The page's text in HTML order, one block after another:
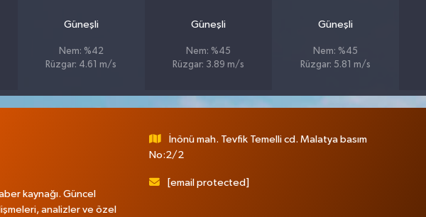
Güneşli
Nem: %42
Rüzgar: 4.61 m/s
Güneşli
Nem: %45
Rüzgar: 3.89 m/s
Güneşli
Nem: %45
Rüzgar: 5.81 m/s
kaynağı. Güncel
analizler ve özel
İnönü mah. Tevfik Temelli cd. Malatya basım
No:2/2
[email protected]